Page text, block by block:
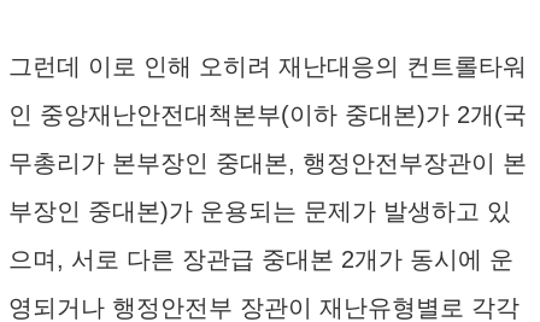
그런데 이로 인해 오히려 재난대응의 컨트롤타워
인 중앙재난안전대책본부(이하 중대본)가 2개(국
무총리가 본부장인 중대본, 행정안전부장관이 본
부장인 중대본)가 운용되는 문제가 발생하고 있
으며, 서로 다른 장관급 중대본 2개가 동시에 운
영되거나 행정안전부 장관이 재난유형별로 각각